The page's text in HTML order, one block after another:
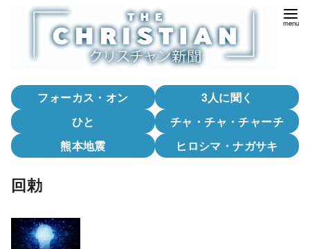
フォーカス・オン
3人に聞く
ひと
チャ・チャ・チャーチ
熊本地震
ヒロシマ・ナガサキ
回勅